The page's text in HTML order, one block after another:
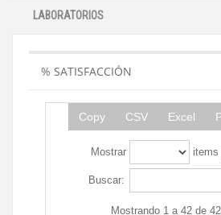
LABORATORIOS
% SATISFACCIÓN
Copy CSV Excel
Mostrar items
Buscar:
Mostrando 1 a 42 de